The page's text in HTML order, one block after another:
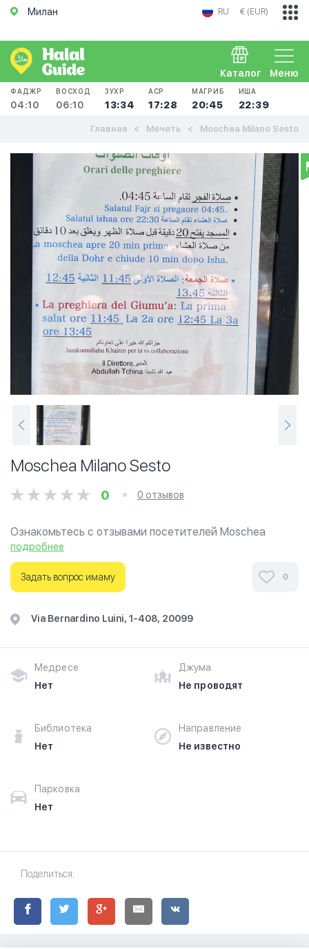
Милан RU € (EUR)
Меню
Каталог
ФАДЖР
04:10
ВОСХОД
06:10
ЗУХР
13:34
АСР
17:28
МАГРИБ
20:45
ИША
22:39
Главная Мечеть Moschea Milano Sesto
Moschea Milano Sesto
0 0 отзывов
Ознакомьтесь с отзывами посетителей Moschea
Milano Sesto в г.Милан на фотографиях и узнайте о
часах работы. Ваше духовное путешествие начинается
здесь.
подробнее
Задать вопрос имаму 0
Via Bernardino Luini, 1-408, 20099
Медресе
Нет
Джума
Не проводят
Библиотека
Нет
Направление
Не известно
Парковка
Нет
Поделиться: